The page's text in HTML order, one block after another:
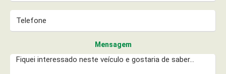
Mensagem